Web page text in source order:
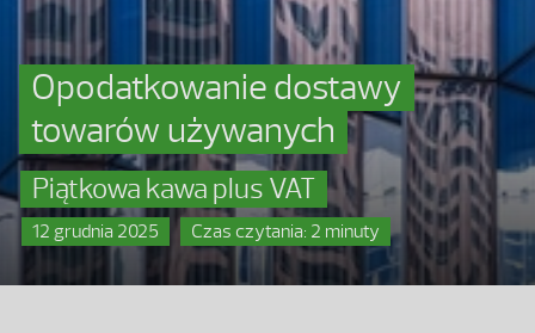
Opodatkowanie dostawy
towarów używanych
Piątkowa kawa plus VAT
12 grudnia 2025 Czas czytania: 2 minuty